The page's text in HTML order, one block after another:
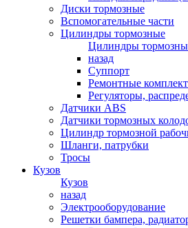
Диски тормозные
Вспомогательные части
Цилиндры тормозные
Цилиндры
назад
Суппорт
Ремонтные
Регуляторы,
Датчики ABS
Датчики тормозных
Цилиндр тормозной
Шланги, патрубки
Тросы
Кузов
Кузов
назад
Электрооборудование
Решетки бампера,